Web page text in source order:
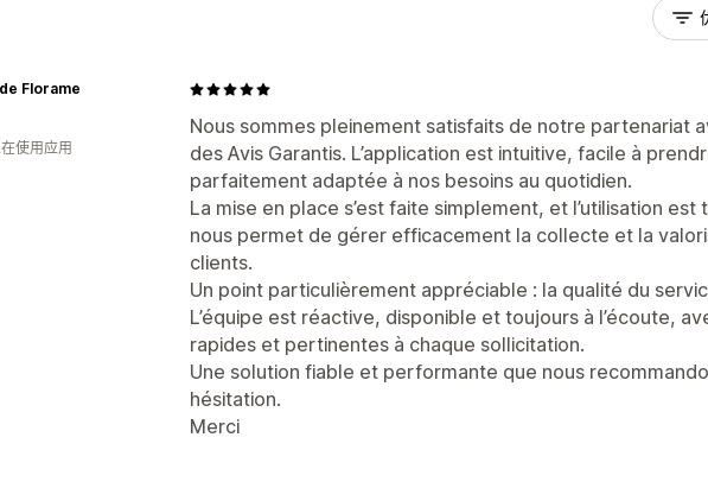
Nous sommes pleinement satisfaits de notre partenariat
des Avis Garantis. L’application est intuitive, facile à
parfaitement adaptée à nos besoins au quotidien.
La mise en place s’est faite simplement, et l’utilisation
nous permet de gérer efficacement la collecte et la
clients.
Un point particulièrement appréciable : la qualité du
L’équipe est réactive, disponible et toujours à l’écoute,
rapides et pertinentes à chaque sollicitation.
Une solution fiable et performante que nous
hésitation.
Merci
Florame
使用应用